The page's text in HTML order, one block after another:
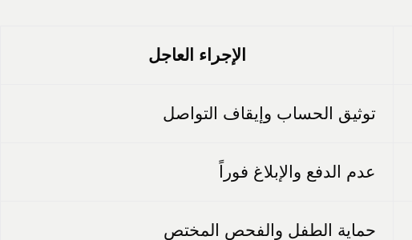
الإجراء العاجل
توثيق الحساب وإيقاف التواصل
عدم الدفع والإبلاغ فوراً
حماية الطفل والفحص المختص